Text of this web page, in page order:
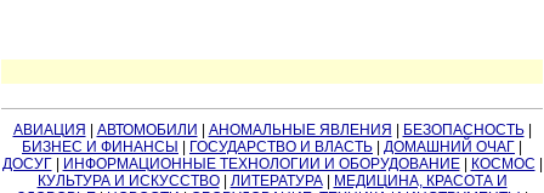
АВИАЦИЯ | АВТОМОБИЛИ | АНОМАЛЬНЫЕ ЯВЛЕНИЯ | БЕЗОПАСНОСТЬ|
БИЗНЕС И ФИНАНСЫ | ГОСУДАРСТВО И ВЛАСТЬ | ДОМАШНИЙ ОЧАГ |
ДОСУГ| ИНФОРМАЦИОННЫЕ ТЕХНОЛОГИИ И ОБОРУДОВАНИЕ| КОСМОС |
КУЛЬТУРА И ИСКУССТВО| ЛИТЕРАТУРА| МЕДИЦИНА, КРАСОТА И